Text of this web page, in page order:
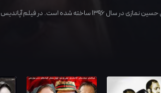
حسین نمازیدر سال1396ساخته شده است. در فیلم آپاندیس